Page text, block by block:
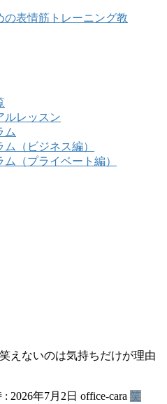
ルレッスン
ム
（ビジネス編）
（プライベート編）
えないのは気持ちだけが理由
: 2026年7月2日 office-cara 笑